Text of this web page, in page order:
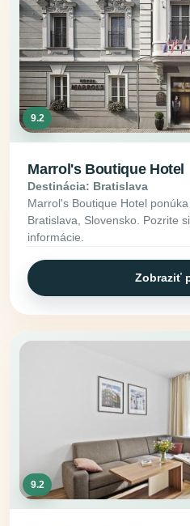
9.2
Marrol's Boutique Hotel
Destinácia: Bratislava
Marrol's Boutique Hotel
Bratislava, Slovensko. Pozrite
informácie.
Zobraziť
9.2